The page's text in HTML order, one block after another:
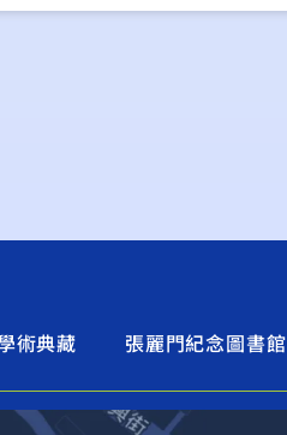
術典藏 張麗門紀念圖書館